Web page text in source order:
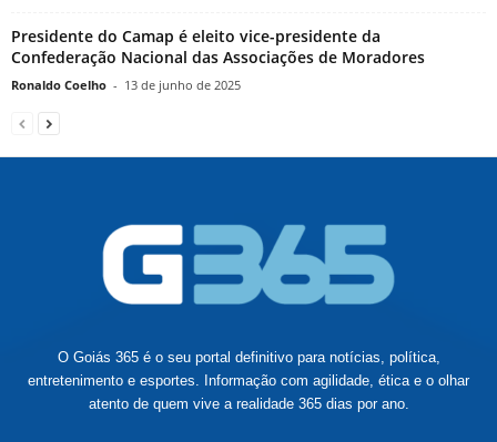
Presidente do Camap é eleito vice-presidente da
Confederação Nacional das Associações de Moradores
Ronaldo Coelho - 13 de junho de 2025
O Goiás 365 é o seu portal definitivo para notícias, política,
entretenimento e esportes. Informação com agilidade, ética e o olhar
atento de quem vive a realidade 365 dias por ano.